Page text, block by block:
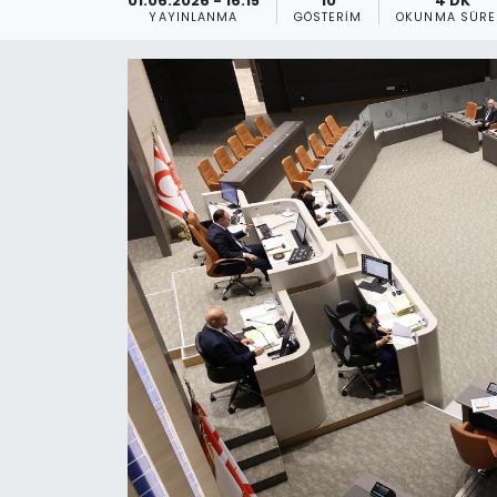
YAYINLANMA GÖSTERIM OKUNMA
KKTC YEREL SEÇİM 2018
Kültür Sanat
Magazin
Nöbetçi Eczaneler
Otomobil Dünyası